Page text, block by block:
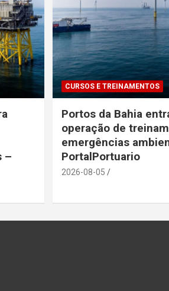
–
CURSOS E TREINAMENTOS
Portos da Bahia
operação de
emergências
PortalPortuario
2026-08-05